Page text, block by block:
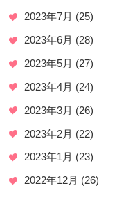
2023年7月 (25)
2023年6月 (28)
2023年5月 (27)
2023年4月 (24)
2023年3月 (26)
2023年2月 (22)
2023年1月 (23)
2022年12月 (26)